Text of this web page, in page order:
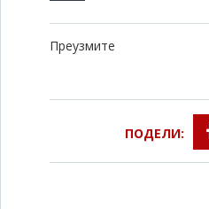
Преузмите
ПОДЕЛИ: